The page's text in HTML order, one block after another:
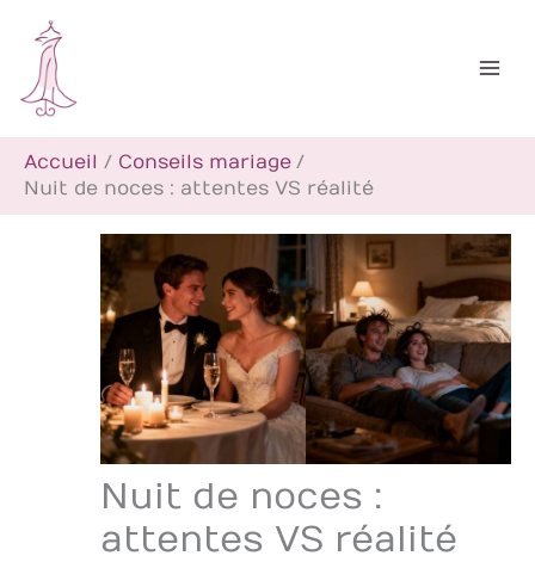
contenu
Accueil
Conseils mariage
Nuit de noces : attentes VS réalité
Nuit de noces :
attentes VS réalité
c
h
e